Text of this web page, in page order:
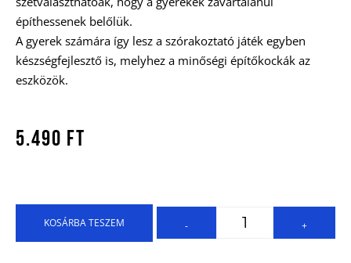
építhessenek belőlük.
A gyerek számára így lesz a szórakoztató játék egyben
készségfejlesztő is, melyhez a minőségi építőkockák az
eszközök.
5.490 Ft
- +
KOSÁRBA TESZEM